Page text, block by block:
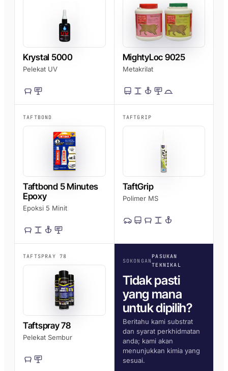
Krystal 5000
Pelekat UV
MightyLoc 9025
Metakrilat
TAFTBOND
Taftbond 5 Minutes
Epoxy
Epoksi 5 Minit
TAFTGRIP
TaftGrip
Polimer MS
TAFTSPRAY 78
Taftspray 78
Pelekat Sembur
SOKONGAN
PASUKAN
TEKNIKAL
Tidak pasti
yang mana
untuk dipilih?
Beritahu kami substrat
dan syarat perkhidmatan
anda; kami akan
menunjukkan kimia yang
sesuai.